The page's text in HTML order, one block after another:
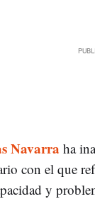
Navarra ha
con el que
y